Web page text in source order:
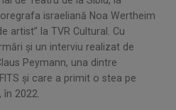
israeliană Noa Wertheim
artist” la TVR Cultural. Cu
și un interviu realizat de
Peymann, una dintre
și care a primit o stea pe
2022.